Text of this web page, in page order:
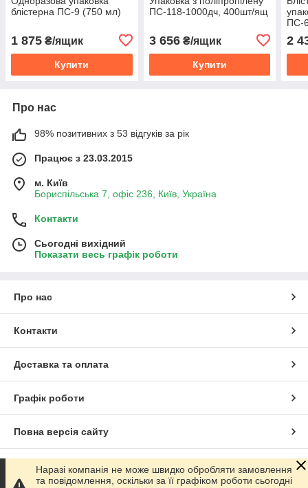
блістерна ПС-9 (750 мл)
1 875 ₴/ящик
Купити
ПС-118-1000дч, 400шт/ящ
3 656₴/ящик
Купити
ПС-
2
Про нас
98% позитивних з 53 відгуків за рік
Працює з 23.03.2015
м. Київ
Бориспільська 7, офіс 236, Київ, Україна
Контакти
Сьогодні вихідний
Показати весь графік роботи
Про нас
Контакти
Доставка та оплата
Графік роботи
Повна версія сайту
Сайт створено на маркетплейсі Prom.ua
Наразі компанія не може швидко обробляти замовлення
та повідомлення, оскільки за її графіком роботи сьогодні